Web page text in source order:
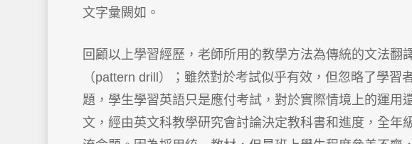
文字彙闕如。
回顧以上學習經歷，老師所用的教學方法為傳統的文法翻
（pattern drill）；雖然對於考試似乎有效，但忽略了學習
題，學生學習英語只是應付考試，對於實際情境上的運用
文，經由英文科教學研究會討論決定教科書和進度，全年